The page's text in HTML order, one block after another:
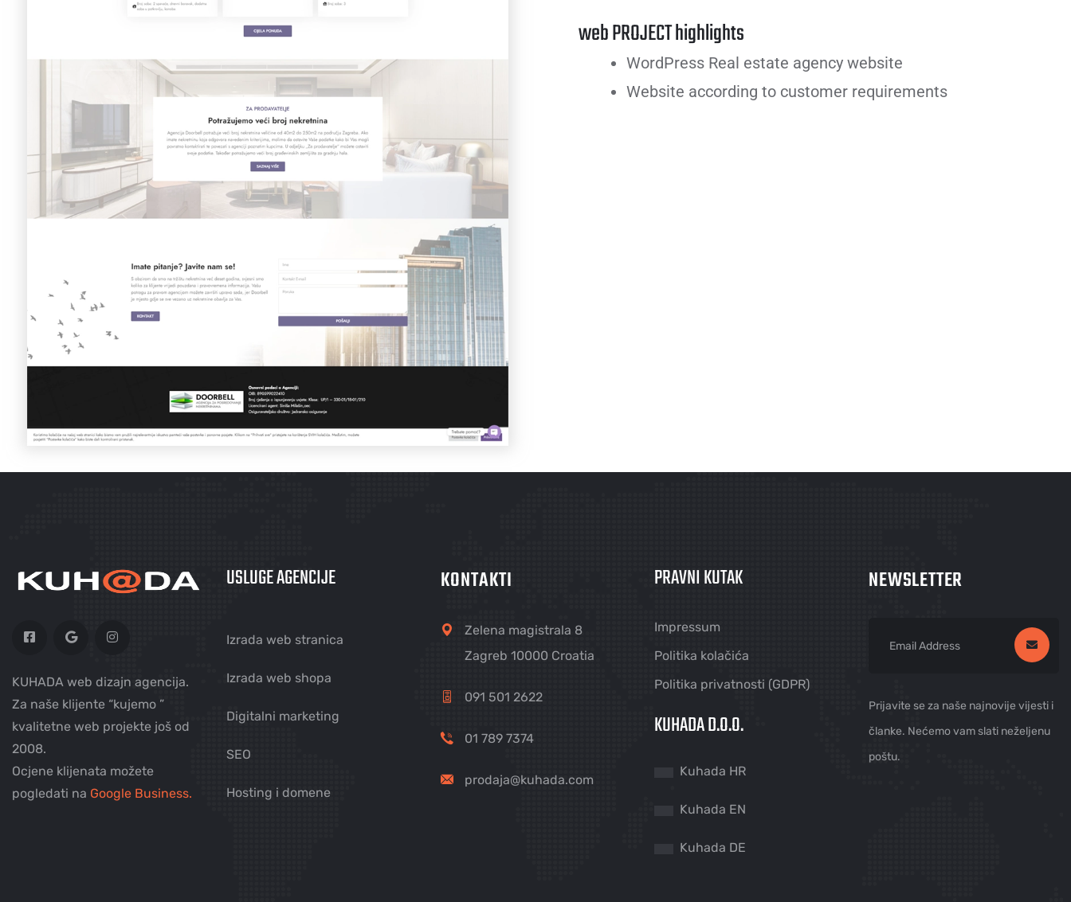
web PROJECT highlights
WordPress Real estate agency website
Website according to customer requirements
KUHADA web dizajn agencija.
Za naše klijente “kujemo ”
kvalitetne web projekte još od
2008.
Ocjene klijenata možete
pogledati na Google Business.
USLUGE AGENCIJE
Izrada web stranica
Izrada web shopa
Digitalni marketing
SEO
Hosting i domene
KONTAKTI
Zelena magistrala 8
Zagreb 10000 Croatia
091 501 2622
01 789 7374
prodaja@kuhada.com
PRAVNI KUTAK
Impressum
Politika kolačića
Politika privatnosti (GDPR)
KUHADA D.O.O.
Kuhada HR
Kuhada EN
Kuhada DE
NEWSLETTER
Prijavite se za naše najnovije vijesti i
članke. Nećemo vam slati neželjenu
poštu.